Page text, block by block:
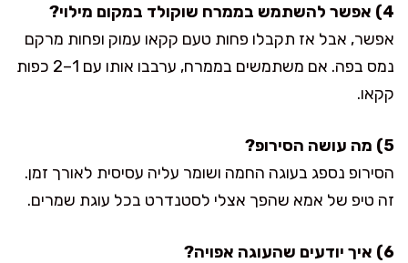
4) אפשר להשתמש בממרח שוקולד במקום מילוי?
אפשר, אבל אז תקבלו פחות טעם קקאו עמוק ופחות מרקם
נמס בפה. אם משתמשים בממרח, ערבבו אותו עם 1–2 כפות
קקאו.
5) מה עושה הסירופ?
הסירופ נספג בעוגה החמה ושומר עליה עסיסית לאורך זמן.
זה טיפ של אמא שהפך אצלי לסטנדרט בכל עוגת שמרים.
6) איך יודעים שהעוגה אפויה?